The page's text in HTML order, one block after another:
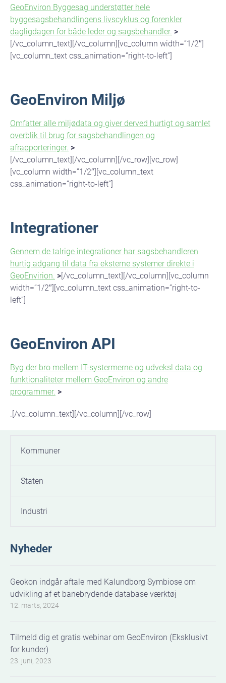
GeoEnviron Byggesag understøtter hele
byggesagsbehandlingens livscyklus og forenkler
dagligdagen for både leder og sagsbehandler. >
[/vc_column_text][/vc_column][vc_column width=”1/2″]
[vc_column_text css_animation=”right-to-left”]
GeoEnviron Miljø
Omfatter alle miljødata og giver derved hurtigt og samlet
overblik til brug for sagsbehandlingen og
afrapporteringer. >
[/vc_column_text][/vc_column][/vc_row][vc_row]
[vc_column width=”1/2″][vc_column_text
css_animation=”right-to-left”]
Integrationer
Gennem de talrige integrationer har sagsbehandleren
hurtig adgang til data fra eksterne systemer direkte i
GeoEnvirion. >[/vc_column_text][/vc_column][vc_column
width=”1/2″][vc_column_text css_animation=”right-to-
left”]
GeoEnviron API
Byg der bro mellem IT-systermerne og udveksl data og
funktionaliteter mellem GeoEnviron og andre
programmer. >
.[/vc_column_text][/vc_column][/vc_row]
Kommuner
Staten
Industri
Nyheder
Geokon indgår aftale med Kalundborg Symbiose om
udvikling af et banebrydende database værktøj
12. marts, 2024
Tilmeld dig et gratis webinar om GeoEnviron (Eksklusivt
for kunder)
23. juni, 2023